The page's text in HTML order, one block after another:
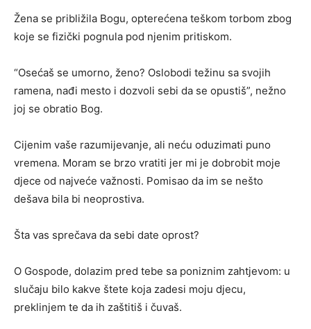
Žena se približila Bogu, opterećena teškom torbom zbog
koje se fizički pognula pod njenim pritiskom.
“Osećaš se umorno, ženo? Oslobodi težinu sa svojih
ramena, nađi mesto i dozvoli sebi da se opustiš”, nežno
joj se obratio Bog.
Cijenim vaše razumijevanje, ali neću oduzimati puno
vremena. Moram se brzo vratiti jer mi je dobrobit moje
djece od najveće važnosti. Pomisao da im se nešto
dešava bila bi neoprostiva.
Šta vas sprečava da sebi date oprost?
O Gospode, dolazim pred tebe sa poniznim zahtjevom: u
slučaju bilo kakve štete koja zadesi moju djecu,
preklinjem te da ih zaštitiš i čuvaš.